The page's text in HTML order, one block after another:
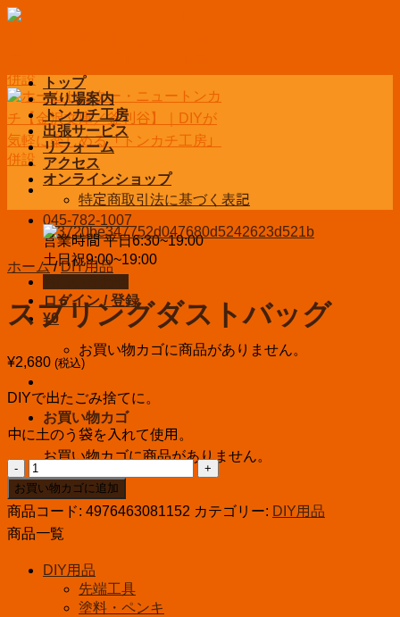
Skip
045-782-1007
営業時間 平日6:30~19:00
土日祝9:00~19:00
ログイン / 登録
¥0
お買い物カゴに商品がありません。
お買い物カゴ
お買い物カゴに商品がありません。
トップ
売り場案内
トンカチ工房
出張サービス
リフォーム
アクセス
オンラインショップ
特定商取引法に基づく表記
ホーム / DIY用品
スプリングダストバッグ
¥2,680 (税込)
DIYで出たごみ捨てに。
中に土のう袋を入れて使用。
ス
プ
リ
ン
グ
お買い物カゴに追加
商品コード: 4976463081152 カテゴリー: DIY用品
商品一覧
DIY用品
先端工具
塗料・ペンキ